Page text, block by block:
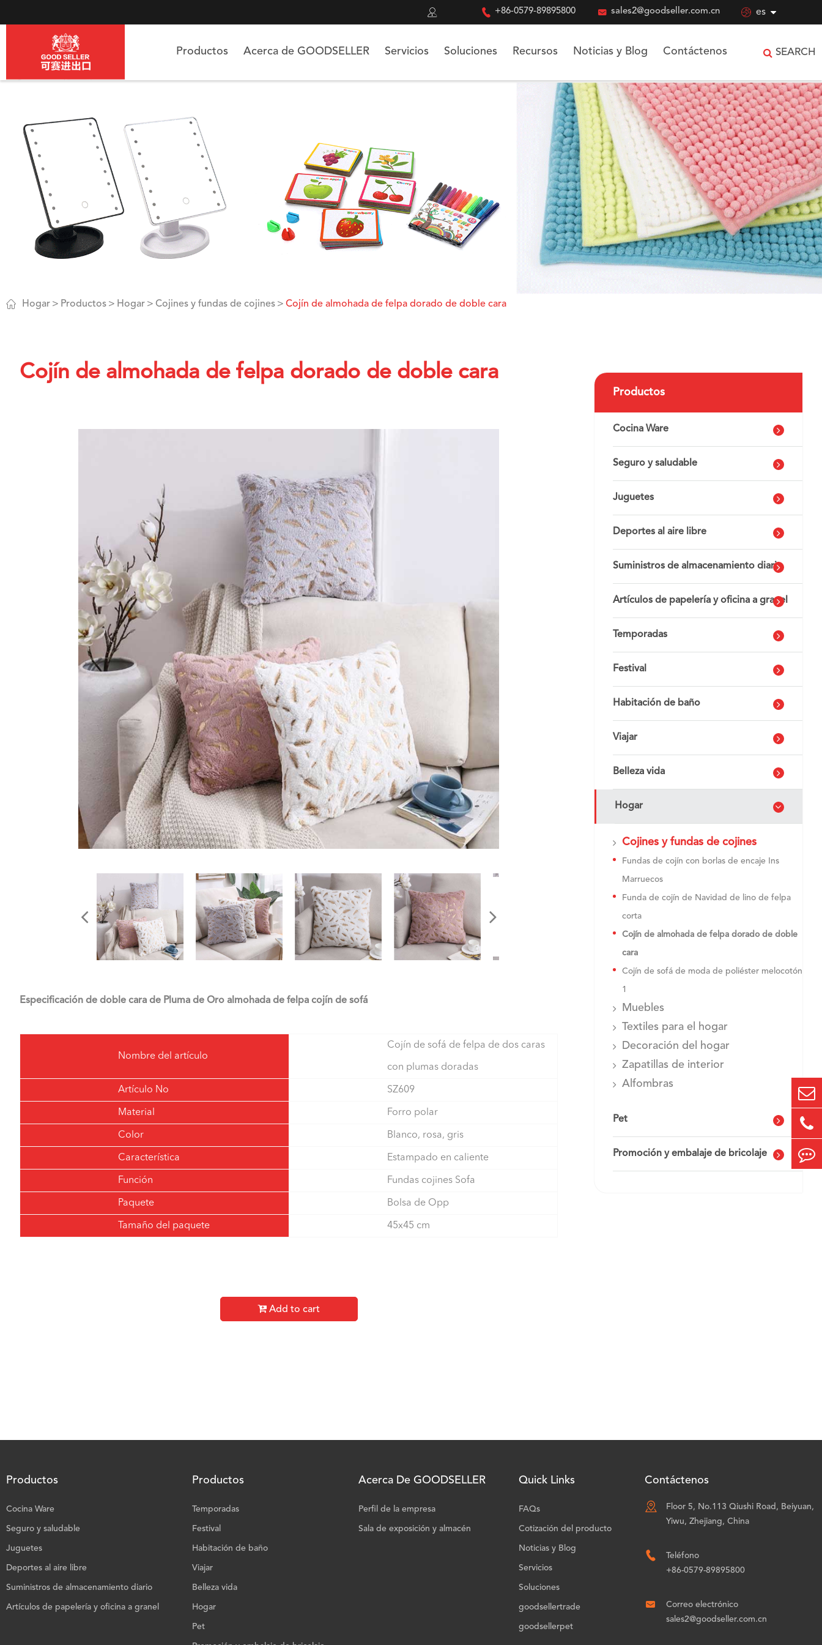
  +86-0579-89895800  sales2@goodseller.com.cn  es
Productos Acerca de GOODSELLER Servicios Soluciones Recursos Noticias y Blog Contáctenos SEARCH
 Hogar Productos Hogar Cojines y fundas de cojines Cojín de almohada de felpa dorado de doble cara
Cojín de almohada de felpa dorado de doble cara
Especificación de doble cara de Pluma de Oro almohada de felpa cojín de sofá
Nombre del artículo
Cojín de sofá de felpa de dos caras
con plumas doradas
Artículo No SZ609
Material Forro polar
Color Blanco, rosa, gris
Característica Estampado en caliente
Función Fundas cojines Sofa
Paquete Bolsa de Opp
Tamaño del paquete 45x45 cm
Add to cart
Productos
Cocina Ware
Seguro y saludable
Juguetes
Deportes al aire libre
Suministros de almacenamiento diario
Artículos de papelería y oficina a granel
Temporadas
Festival
Habitación de baño
Viajar
Belleza vida
Hogar
Cojines y fundas de cojines
Fundas de cojín con borlas de encaje Ins
Marruecos
Funda de cojín de Navidad de lino de felpa
corta
Cojín de almohada de felpa dorado de doble
cara
Cojín de sofá de moda de poliéster melocotón
1
Muebles
Textiles para el hogar
Decoración del hogar
Zapatillas de interior
Alfombras
Pet
Promoción y embalaje de bricolaje
Productos
Cocina Ware
Seguro y saludable
Juguetes
Deportes al aire libre
Suministros de almacenamiento diario
Artículos de papelería y oficina a granel
Productos
Temporadas
Festival
Habitación de baño
Viajar
Belleza vida
Hogar
Pet
Acerca De GOODSELLER
Perfil de la empresa
Sala de exposición y almacén
Quick Links
FAQs
Cotización del producto
Noticias y Blog
Servicios
Soluciones
goodsellertrade
goodsellerpet
Contáctenos

Floor 5, No.113 Qiushi Road, Beiyuan,
Yiwu, Zhejiang, China

Teléfono
+86-0579-89895800

Correo electrónico
sales2@goodseller.com.cn